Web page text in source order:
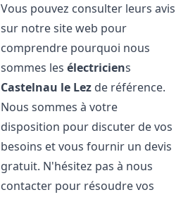
Vous pouvez consulter leurs avis
sur notre site web pour
comprendre pourquoi nous
sommes lesélectriciens
Castelnau le Lez de référence.
Nous sommes à votre
disposition pour discuter de vos
besoins et vous fournir un devis
gratuit. N'hésitez pas à nous
contacter pour résoudre vos